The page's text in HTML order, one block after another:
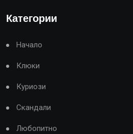
Категории
Начало
Клюки
Куриози
Скандали
Любопитно